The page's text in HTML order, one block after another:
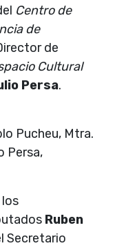
Centro de
de
de
Cultural
Persa.
Pucheu, Mtra.
Persa,
Ruben
Secretario